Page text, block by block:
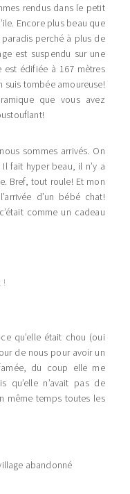
rendus dans le petit
Encore plus beau que
perché à plus de
est suspendu sur une
est édifiée à 167 mètres
suis tombée amoureuse!
que vous avez
sommes arrivés. On
fait hyper beau, il n’y a
Bref, tout roule! Et mon
d’un bébé chat!
comme un cadeau
!
qu’elle était chou (oui
de nous pour avoir un
du coup elle me
qu’elle n’avait pas de
même temps toutes les
abandonné